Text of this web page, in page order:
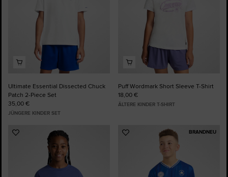
Ultimate Essential Dissected Chuck
Patch 2-Piece Set
35,00 €
JÜNGERE KINDER SET
Puff Wordmark Short Sleeve T-Shirt
18,00 €
ÄLTERE KINDER T-SHIRT
Zu
hinzufügen
BRANDNEU
Zu
hinzufügen